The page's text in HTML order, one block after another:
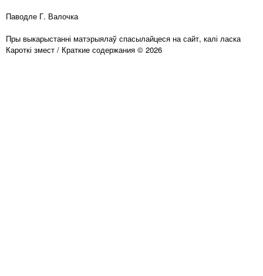
Паводле Г. Валочка
Пры выкарыстанні матэрыялаў спасылайцеся на сайт, калі ласка
Кароткі змест / Краткие содержания © 2026